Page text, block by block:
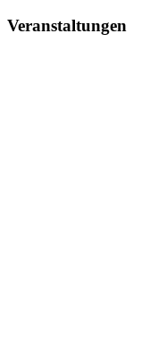
Veranstaltungen